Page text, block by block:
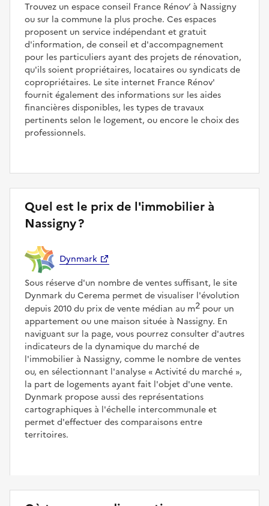
Trouvez un espace conseil France Rénov’ à Nassigny
ou sur la commune la plus proche. Ces espaces
proposent un service indépendant et gratuit
d'information, de conseil et d'accompagnement
pour les particuliers ayant des projets de rénovation,
qu'ils soient propriétaires, locataires ou syndicats de
copropriétaires. Le site internet France Rénov'
fournit également des informations sur les aides
financières disponibles, les types de travaux
pertinents selon le logement, ou encore le choix des
professionnels.
Quel est le prix de l'immobilier à
Nassigny ?
Dynmark
Sous réserve d'un nombre de ventes suffisant, le site
Dynmark du Cerema permet de visualiser l'évolution
depuis 2010 du prix de vente médian au m2 pour un
appartement ou une maison située à Nassigny. En
naviguant sur la page, vous pourrez consulter d'autres
indicateurs de la dynamique du marché de
l'immobilier à Nassigny, comme le nombre de ventes
ou, en sélectionnant l'analyse
Activité du marché ,
la part de logements ayant fait l'objet d'une vente.
Dynmark propose aussi des représentations
cartographiques à l'échelle intercommunale et
permet d'effectuer des comparaisons entre
territoires.